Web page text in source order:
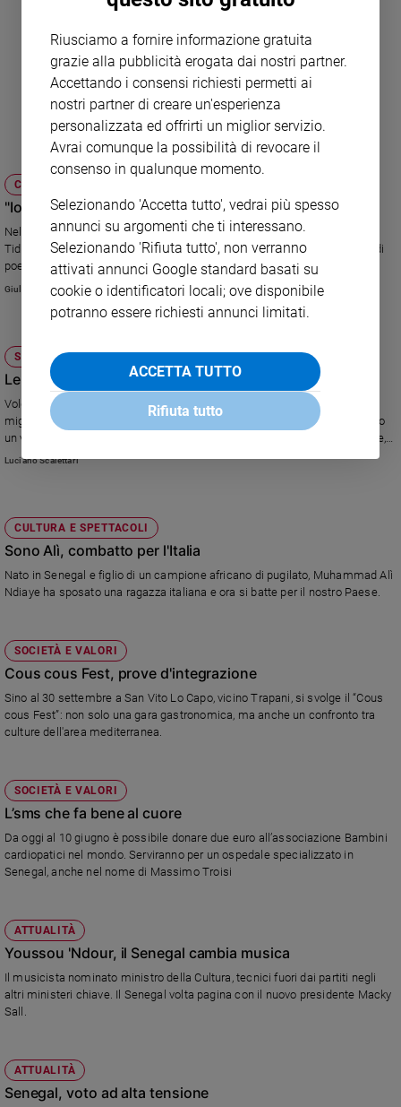
CULTURA E SPETTACOLI
"Io, senegalese, vi racconto Senghor in italiano"
Nella raccolta "Il cantore della negritudine" lo scrittore e poeta Cheikh
Tidiane Gaye, da molti anni residente in Italia, ha tradotto una selezione di
poesie del grande intellettuale e primo presidente del Senegal.
Giulia Cerqueti
SOCIETÀ E VALORI
Le “radici” delle migrazioni. E i loro frutti
Volge alla conclusione l’edizione 2013 di “Radici – L’altra faccia delle
migrazioni”. Il programma di Rai 3, in questa seconda serie, ha presentato
un volto tutto femminile degli stranieri che vivono nel nostro Paese. E che,
da quasi-italiani, raccontano il loro.
Luciano Scalettari
CULTURA E SPETTACOLI
Sono Alì, combatto per l'Italia
Nato in Senegal e figlio di un campione africano di pugilato, Muhammad Alì
Ndiaye ha sposato una ragazza italiana e ora si batte per il nostro Paese.
SOCIETÀ E VALORI
Cous cous Fest, prove d'integrazione
Sino al 30 settembre a San Vito Lo Capo, vicino Trapani, si svolge il “Cous
cous Fest”: non solo una gara gastronomica, ma anche un confronto tra
culture dell'area mediterranea.
SOCIETÀ E VALORI
L’sms che fa bene al cuore
Da oggi al 10 giugno è possibile donare due euro all’associazione Bambini
cardiopatici nel mondo. Serviranno per un ospedale specializzato in
Senegal, anche nel nome di Massimo Troisi
ATTUALITÀ
Youssou 'Ndour, il Senegal cambia musica
Il musicista nominato ministro della Cultura, tecnici fuori dai partiti negli
altri ministeri chiave. Il Senegal volta pagina con il nuovo presidente Macky
Sall.
ATTUALITÀ
Senegal, voto ad alta tensione
Riusciamo a fornire informazione gratuita
grazie alla pubblicità erogata dai nostri partner.
Accettando i consensi richiesti permetti ai
nostri partner di creare un'esperienza
personalizzata ed offrirti un miglior servizio.
Avrai comunque la possibilità di revocare il
consenso in qualunque momento.
Selezionando 'Accetta tutto', vedrai più spesso
annunci su argomenti che ti interessano.
Selezionando 'Rifiuta tutto', non verranno
attivati annunci Google standard basati su
cookie o identificatori locali; ove disponibile
potranno essere richiesti annunci limitati.
ACCETTA TUTTO
Rifiuta tutto